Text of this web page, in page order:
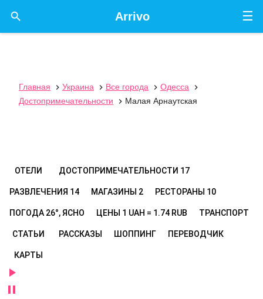
☰
Arrivo

Главная  Украина  Все города  Одесса

Достопримечательности
 Малая Арнаутская
ОТЕЛИ ДОСТОПРИМЕЧАТЕЛЬНОСТИ 17
РАЗВЛЕЧЕНИЯ 14 МАГАЗИНЫ 2 РЕСТОРАНЫ 10
ПОГОДА 26°, ЯСНО ЦЕНЫ 1 UAH = 1.74 RUB ТРАНСПОРТ
СТАТЬИ РАССКАЗЫ ШОППИНГ ПЕРЕВОДЧИК
КАРТЫ

